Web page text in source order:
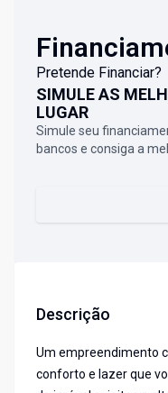
Pretende Financiar?
SIMULE AS
LUGAR
Simule seu
bancos e consiga a
Descrição
Um empreendimento
conforto e lazer que